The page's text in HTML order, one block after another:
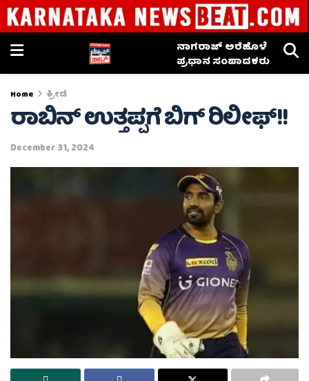
ನಾಗರಾಜ್ ಅರೆಹೊಳೆ
ಪ್ರಧಾನ ಸಂಪಾದಕರು
Home ಕ್ರೀಡೆ
ರಾಬಿನ್ ಉತ್ತಪ್ಪಗೆ ಬಿಗ್ ರಿಲೀಫ್!!
December 31, 2024